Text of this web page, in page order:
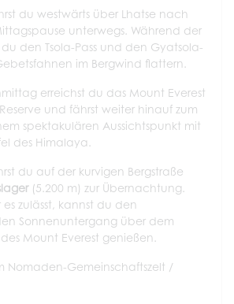
du westwärts über Lhatse nach
unterwegs. Während der
den Tsola-Pass und den Gyatsola-
im Bergwind flattern.
erreichst du das Mount Everest
und fährst weiter hinauf zum
spektakulären Aussichtspunkt mit
des Himalaya.
du auf der kurvigen Bergstraße
(5.200 m) zur Übernachtung.
zulässt, kannst du den
Sonnenuntergang über dem
Mount Everest genießen.
Nomaden-Gemeinschaftszelt /